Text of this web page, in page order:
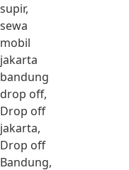
supir,
sewa
mobil
jakarta
bandung
drop off,
Drop off
jakarta,
Drop off
Bandung,